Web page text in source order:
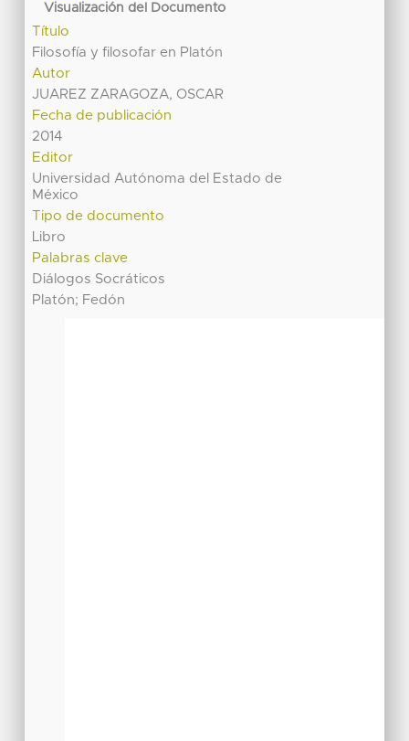
Visualización del Documento
Título
Filosofía y filosofar en Platón
Autor
JUAREZ ZARAGOZA, OSCAR
Fecha de publicación
2014
Editor
Universidad Autónoma del Estado de
México
Tipo de documento
Libro
Palabras clave
Diálogos Socráticos
Platón; Fedón